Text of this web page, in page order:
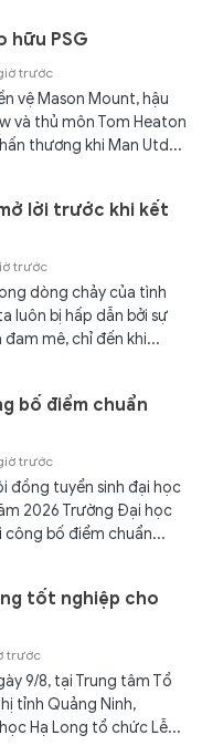
hữu PSG
trước
vệ Mason Mount, hậu
và thủ môn Tom Heaton
thương khi Man Utd...
lời trước khi kết
trước
dòng chảy của tình
luôn bị hấp dẫn bởi sự
đam mê, chỉ đến khi...
bố điểm chuẩn
trước
đồng tuyển sinh đại học
2026 Trường Đại học
công bố điểm chuẩn...
tốt nghiệp cho
trước
9/8, tại Trung tâm Tổ
tỉnh Quảng Ninh,
Hạ Long tổ chức Lễ...